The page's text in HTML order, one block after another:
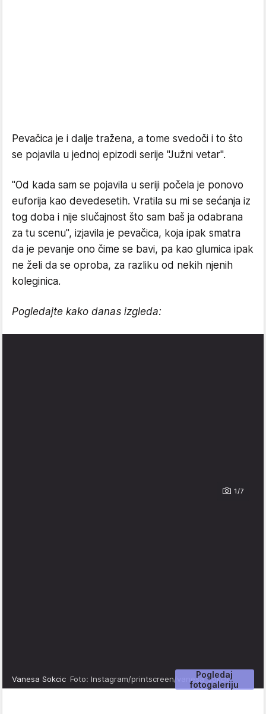
Pevačica je i dalje tražena, a tome svedoči i to što
se pojavila u jednoj epizodi serije "Južni vetar".
"Od kada sam se pojavila u seriji počela je ponovo
euforija kao devedesetih. Vratila su mi se sećanja iz
tog doba i nije slučajnost što sam baš ja odabrana
za tu scenu", izjavila je pevačica, koja ipak smatra
da je pevanje ono čime se bavi, pa kao glumica ipak
ne želi da se oproba, za razliku od nekih njenih
koleginica.
Pogledajte kako danas izgleda:
1/7
Pogledaj
fotogaleriju
Vanesa Sokcic Foto: Instagram/printscreen/vanesa_sokcic